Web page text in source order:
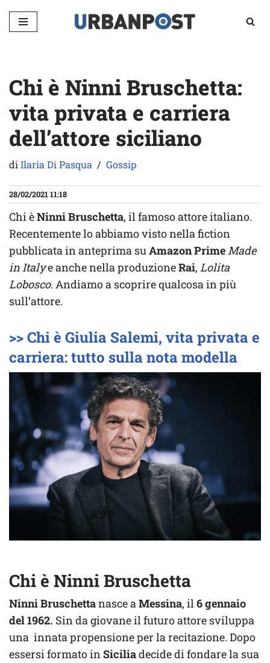
Vai
Chi è Ninni Bruschetta:
vita privata e carriera
dell’attore siciliano
diIlaria Di Pasqua Gossip
28/02/2021 11:18
Chi èNinni Bruschetta, il famoso attore italiano.
Recentemente lo abbiamo visto nella fiction
pubblicata in anteprima suAmazon Prime Made
in Italye anche nella produzioneRai, Lolita
Lobosco. Andiamo a scoprire qualcosa in più
sull’attore.
>> Chi è Giulia Salemi, vita privata e
carriera: tutto sulla nota modella
Chi è Ninni Bruschetta
Ninni Bruschettanasce aMessina, il6 gennaio
del 1962. Sin da giovane il futuro attore sviluppa
una innata propensione per la recitazione. Dopo
essersi formato inSiciliadecide di fondare la sua